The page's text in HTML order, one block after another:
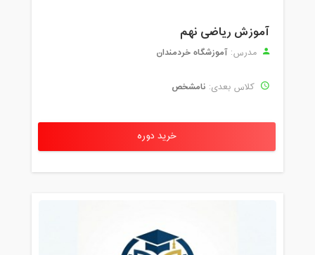
آموزش ریاضی نهم
مدرس: آموزشگاه خردمندان
کلاس بعدی: نامشخص
خرید دوره